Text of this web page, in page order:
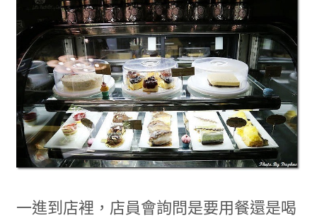
一進到店裡，店員會詢問是要用餐還是喝